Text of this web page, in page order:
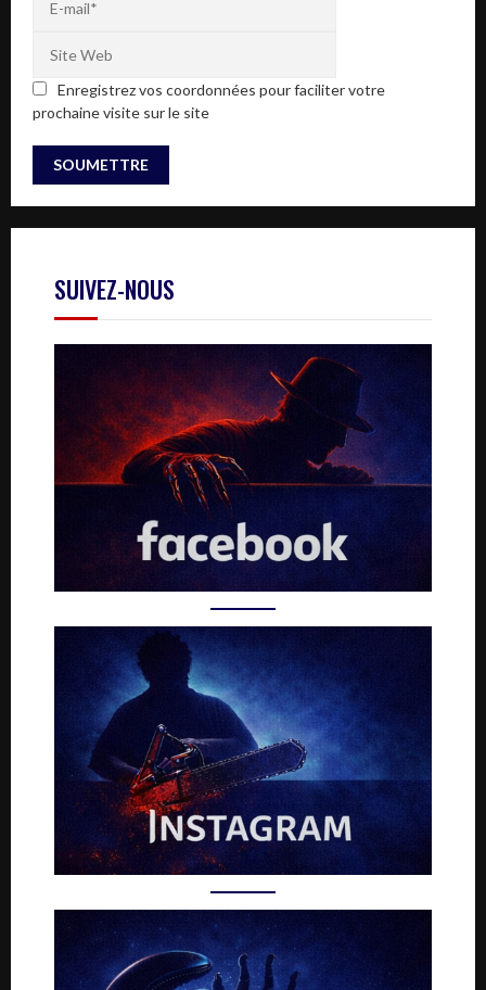
Enregistrez vos coordonnées pour faciliter votre
prochaine visite sur le site
SUIVEZ-NOUS